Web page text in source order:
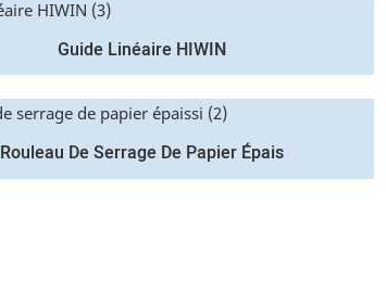
Guide Linéaire HIWIN
Rouleau De Serrage De Papier Épais